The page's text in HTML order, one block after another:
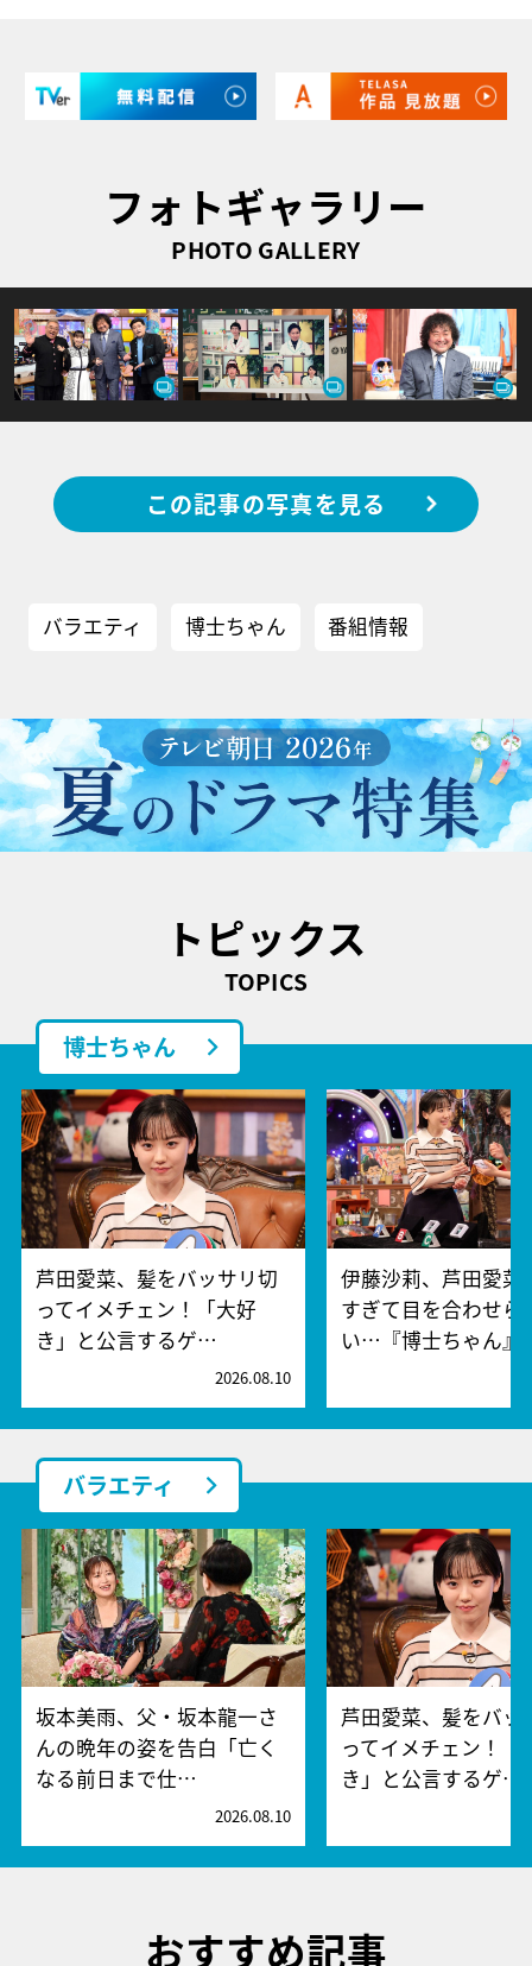
フォトギャラリー
PHOTO GALLERY
この記事の写真を見る
バラエティ 博士ちゃん 番組情報
トピックス
TOPICS
博士ちゃん
芦田愛菜、髪をバッサリ切
ってイメチェン！「大好
き」と公言するゲ…
2026.08.10
伊藤沙莉、芦田愛菜
すぎて目を合わせら
い…『博士ちゃん
バラエティ
坂本美雨、父・坂本龍一さ
んの晩年の姿を告白「亡く
なる前日まで仕…
2026.08.10
芦田愛菜、髪をバッ
ってイメチェン！「
き」と公言するゲ…
おすすめ記事